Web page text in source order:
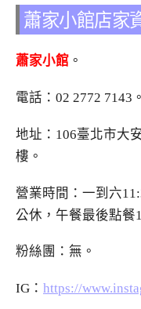
蕭家小館店家
蕭家小館 。
電話： 02 2772 7143 。
地址：106臺北市大
樓。
營業時間：一到六
公休，午餐最後點餐
粉絲團：無。
IG： https://